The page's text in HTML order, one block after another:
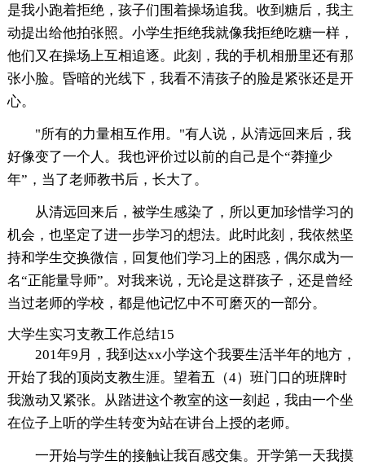
是我小跑着拒绝，孩子们围着操场追我。收到糖后，我主
动提出给他拍张照。小学生拒绝我就像我拒绝吃糖一样，
他们又在操场上互相追逐。此刻，我的手机相册里还有那
张小脸。昏暗的光线下，我看不清孩子的脸是紧张还是开
心。
"所有的力量相互作用。"有人说，从清远回来后，我
好像变了一个人。我也评价过以前的自己是个“莽撞少
年”，当了老师教书后，长大了。
从清远回来后，被学生感染了，所以更加珍惜学习的
机会，也坚定了进一步学习的想法。此时此刻，我依然坚
持和学生交换微信，回复他们学习上的困惑，偶尔成为一
名“正能量导师”。对我来说，无论是这群孩子，还是曾经
当过老师的学校，都是他记忆中不可磨灭的一部分。
大学生实习支教工作总结15
201年9月，我到达xx小学这个我要生活半年的地方，
开始了我的顶岗支教生涯。望着五（4）班门口的班牌时
我激动又紧张。从踏进这个教室的这一刻起，我由一个坐
在位子上听的学生转变为站在讲台上授的老师。
一开始与学生的接触让我百感交集。开学第一天我摸